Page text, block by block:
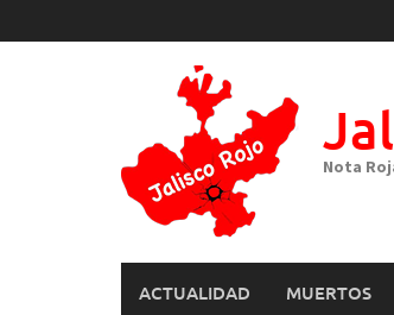
to
Nota
ACTUALIDAD MUERTOS